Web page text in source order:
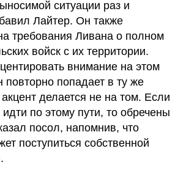
ситуации раз и
Лайтер. Он также
требования Ливана о полном
войск с их территории.
внимание на этом
повторно попадает в ту же
делается не на том. Если
по этому пути, то обречены
посол, напомнив, что
поступиться собственной